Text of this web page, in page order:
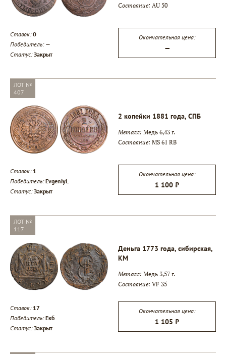
▾
Состояние: AU 50
Ставок:0
Победитель: —
Статус:Закрыт
Окончательная цена:
—
ЛОТ №
407
2 копейки 1881 года, СПБ
Металл: Медь 6,43 г.
Состояние: MS 61 RB
Ставок: 1
Победитель: EvgeniyL
Статус:Закрыт
Окончательная цена:
1 100 ₽
ЛОТ №
117
Деньга 1773 года, сибирская,
КМ
Металл: Медь 3,57 г.
Состояние: VF 35
Ставок: 17
Победитель: Екб
Статус:Закрыт
Окончательная цена:
1 105 ₽